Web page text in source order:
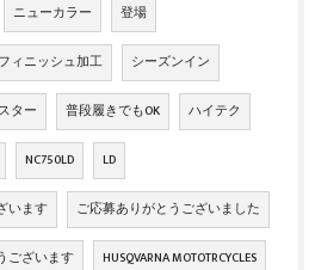
ニューカラー 登場
ィニッシュ加工 シーズンイン
ター 普段履きでもOK ハイテク
NC750LD LD
います ご応募ありがとうございました
ございます HUSQVARNA MOTOTRCYCLES